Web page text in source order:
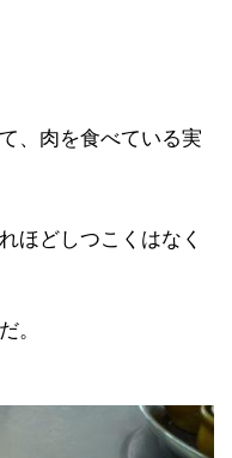
、肉を食べている実
ほどしつこくはなく
。